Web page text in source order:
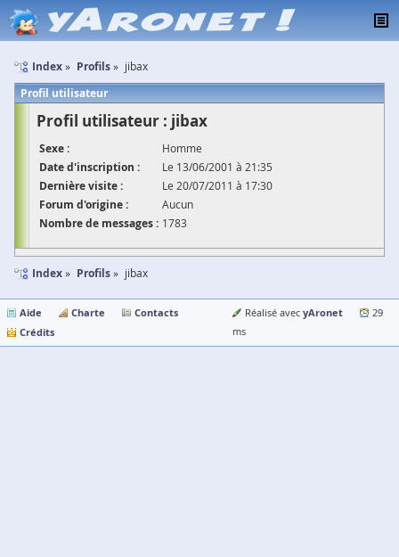
Index Profils jibax
Profil utilisateur
Profil utilisateur : jibax
Sexe : Homme
Date d'inscription : Le 13/06/2001 à 21:35
Dernière visite : Le 20/07/2011 à 17:30
Forum d'origine : Aucun
Nombre de messages : 1783
Index Profils jibax
Aide Charte
Contacts
Crédits
Réalisé avec yAronet
29
ms